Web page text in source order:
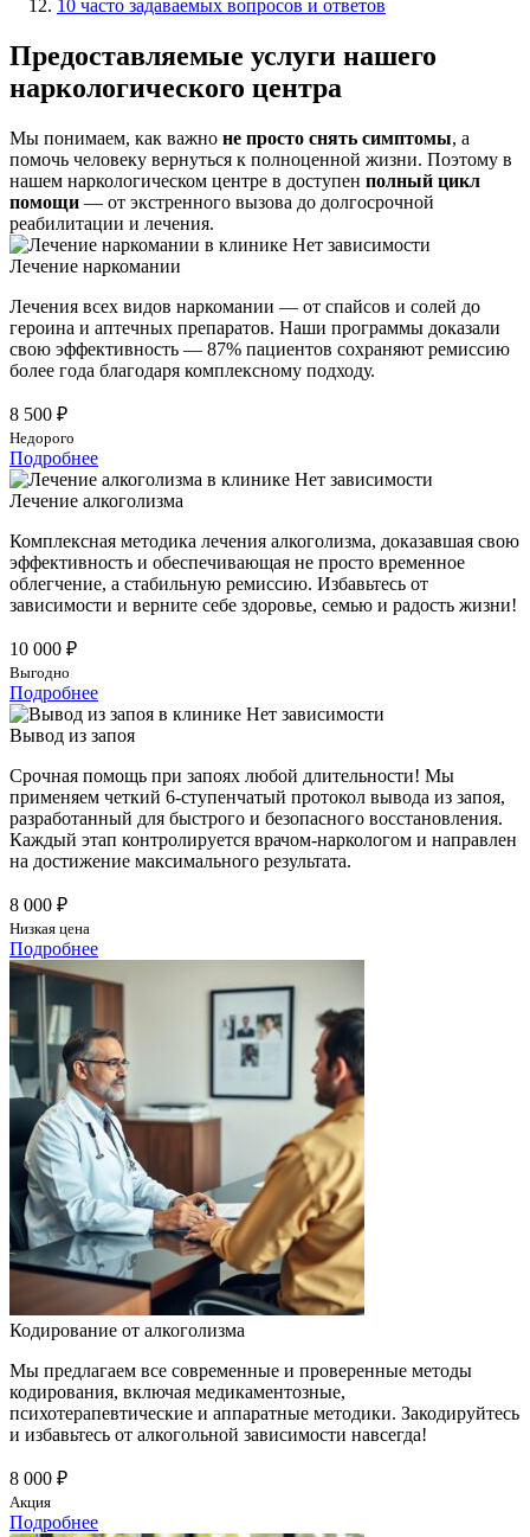
10 часто задаваемых вопросов и ответов
Предоставляемые услуги нашего
наркологического центра
Мы понимаем, как важно не просто снять симптомы, а
помочь человеку вернуться к полноценной жизни. Поэтому в
нашем наркологическом центре в доступен полный цикл
помощи — от экстренного вызова до долгосрочной
реабилитации и лечения.
Лечение наркомании
Лечения всех видов наркомании — от спайсов и солей до
героина и аптечных препаратов. Наши программы доказали
свою эффективность — 87% пациентов сохраняют ремиссию
более года благодаря комплексному подходу.
8 500 ₽
Недорого
Подробнее
Лечение алкоголизма
Комплексная методика лечения алкоголизма, доказавшая свою
эффективность и обеспечивающая не просто временное
облегчение, а стабильную ремиссию. Избавьтесь от
зависимости и верните себе здоровье, семью и радость жизни!
10 000 ₽
Выгодно
Подробнее
Вывод из запоя
Срочная помощь при запоях любой длительности! Мы
применяем четкий 6-ступенчатый протокол вывода из запоя,
разработанный для быстрого и безопасного восстановления.
Каждый этап контролируется врачом-наркологом и направлен
на достижение максимального результата.
8 000 ₽
Низкая цена
Подробнее
Кодирование от алкоголизма
Мы предлагаем все современные и проверенные методы
кодирования, включая медикаментозные,
психотерапевтические и аппаратные методики. Закодируйтесь
и избавьтесь от алкогольной зависимости навсегда!
8 000 ₽
Акция
Подробнее